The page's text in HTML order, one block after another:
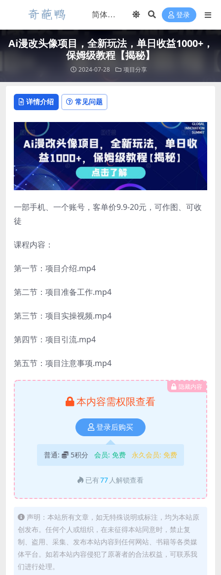
登录
Ai漫改头像项目，全新玩法，单日收益1000+，
保姆级教程【揭秘】
2024-07-28 项目分享
详情介绍 常见问题
一部手机、一个账号，客单价9.9-20元，可作图、可收
徒
课程内容：
第一节：项目介绍.mp4
第二节：项目准备工作.mp4
第三节：项目实操视频.mp4
第四节：项目引流.mp4
第五节：项目注意事项.mp4
隐藏内容
本内容需权限查看
登录后购买
普通: 5积分 会员: 免费 永久会员: 免费
已有77 人解锁查看
声明：本站所有文章，如无特殊说明或标注，均为本站原
创发布。任何个人或组织，在未征得本站同意时，禁止复
制、盗用、采集、发布本站内容到任何网站、书籍等各类媒
体平台。如若本站内容侵犯了原著者的合法权益，可联系我
们进行处理。